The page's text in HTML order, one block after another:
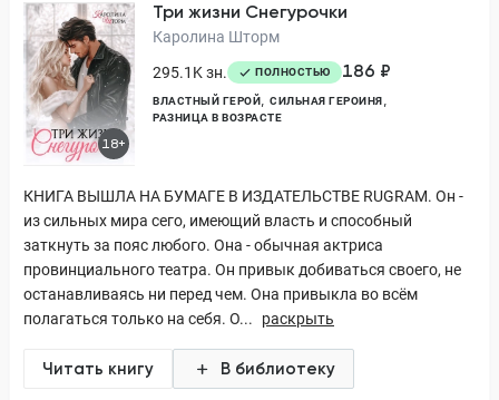
18+
Три жизни Снегурочки
Каролина Шторм
295.1K зн.
ПОЛНОСТЬЮ 186 ₽
ВЛАСТНЫЙ ГЕРОЙ
СИЛЬНАЯ ГЕРОИНЯ
РАЗНИЦА В ВОЗРАСТЕ
КНИГА ВЫШЛА НА БУМАГЕ В ИЗДАТЕЛЬСТВЕ RUGRAM. Он -
из сильных мира сего, имеющий власть и способный
заткнуть за пояс любого. Она - обычная актриса
провинциального театра. Он привык добиваться своего, не
останавливаясь ни перед чем. Она привыкла во всём
полагаться только на себя. О...
раскрыть
Читать книгу В библиотеку